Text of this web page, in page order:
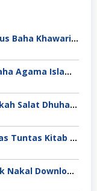
Download Mp3 Kajian Rutin Gus Baha Khawarij Hobi Mencela
Download Kajian Rutin Gus Baha Agama Islam Di Akhir Zaman
Download Mp3 Gus Baha Apakah Salat Dhuha Bisa Membuat Kaya
Download Mp3 Gus Baha Kupas Tuntas Kitab Ihya Ulumuddin
Tips Merawat Anak Biar Tidak Nakal Download Mp3 Ngaji Gus Baha